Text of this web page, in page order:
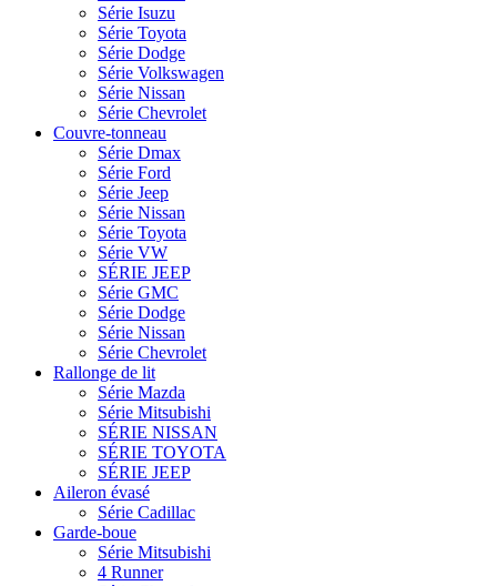
Série Isuzu
Série Toyota
Série Dodge
Série Volkswagen
Série Nissan
Série Chevrolet
Couvre-tonneau
Série Dmax
Série Ford
Série Jeep
Série Nissan
Série Toyota
Série VW
SÉRIE JEEP
Série GMC
Série Dodge
Série Nissan
Série Chevrolet
Rallonge de lit
Série Mazda
Série Mitsubishi
SÉRIE NISSAN
SÉRIE TOYOTA
SÉRIE JEEP
Aileron évasé
Série Cadillac
Garde-boue
Série Mitsubishi
4 Runner